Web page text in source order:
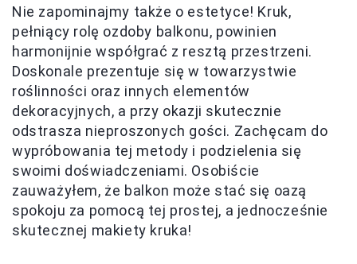
Nie zapominajmy także o estetyce! Kruk,
pełniący rolę ozdoby balkonu, powinien
harmonijnie współgrać z resztą przestrzeni.
Doskonale prezentuje się w towarzystwie
roślinności oraz innych elementów
dekoracyjnych, a przy okazji skutecznie
odstrasza nieproszonych gości. Zachęcam do
wypróbowania tej metody i podzielenia się
swoimi doświadczeniami. Osobiście
zauważyłem, że balkon może stać się oazą
spokoju za pomocą tej prostej, a jednocześnie
skutecznej makiety kruka!